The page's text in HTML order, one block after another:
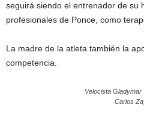
seguirá siendo el entrenador de su
profesionales de Ponce, como
La madre de la atleta también la
competencia.
Velocista Gladymar
Carlos